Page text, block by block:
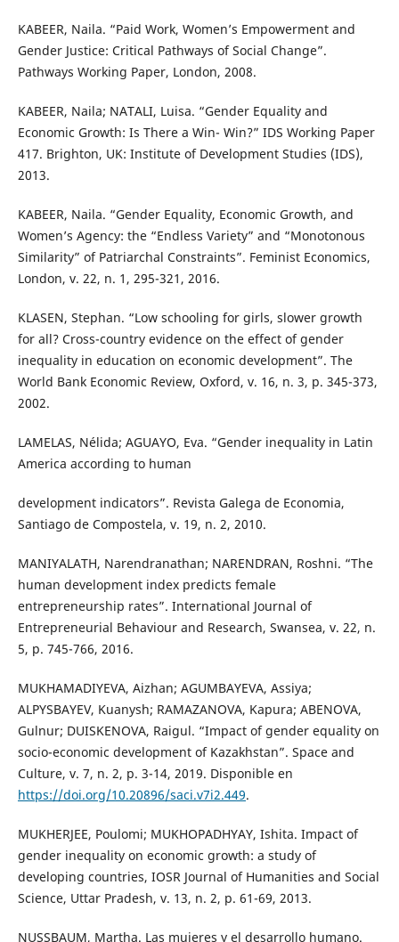
KABEER, Naila. “Paid Work, Women’s Empowerment and
Gender Justice: Critical Pathways of Social Change”.
Pathways Working Paper, London, 2008.
KABEER, Naila; NATALI, Luisa. “Gender Equality and
Economic Growth: Is There a Win- Win?” IDS Working Paper
417. Brighton, UK: Institute of Development Studies (IDS),
2013.
KABEER, Naila. “Gender Equality, Economic Growth, and
Women’s Agency: the “Endless Variety” and “Monotonous
Similarity” of Patriarchal Constraints”. Feminist Economics,
London, v. 22, n. 1, 295-321, 2016.
KLASEN, Stephan. “Low schooling for girls, slower growth
for all? Cross-country evidence on the effect of gender
inequality in education on economic development”. The
World Bank Economic Review, Oxford, v. 16, n. 3, p. 345-373,
2002.
LAMELAS, Nélida; AGUAYO, Eva. “Gender inequality in Latin
America according to human
development indicators”. Revista Galega de Economia,
Santiago de Compostela, v. 19, n. 2, 2010.
MANIYALATH, Narendranathan; NARENDRAN, Roshni. “The
human development index predicts female
entrepreneurship rates”. International Journal of
Entrepreneurial Behaviour and Research, Swansea, v. 22, n.
5, p. 745-766, 2016.
MUKHAMADIYEVA, Aizhan; AGUMBAYEVA, Assiya;
ALPYSBAYEV, Kuanysh; RAMAZANOVA, Kapura; ABENOVA,
Gulnur; DUISKENOVA, Raigul. “Impact of gender equality on
socio-economic development of Kazakhstan”. Space and
Culture, v. 7, n. 2, p. 3-14, 2019. Disponible en
https://doi.org/10.20896/saci.v7i2.449.
MUKHERJEE, Poulomi; MUKHOPADHYAY, Ishita. Impact of
gender inequality on economic growth: a study of
developing countries, IOSR Journal of Humanities and Social
Science, Uttar Pradesh, v. 13, n. 2, p. 61-69, 2013.
NUSSBAUM, Martha. Las mujeres y el desarrollo humano.